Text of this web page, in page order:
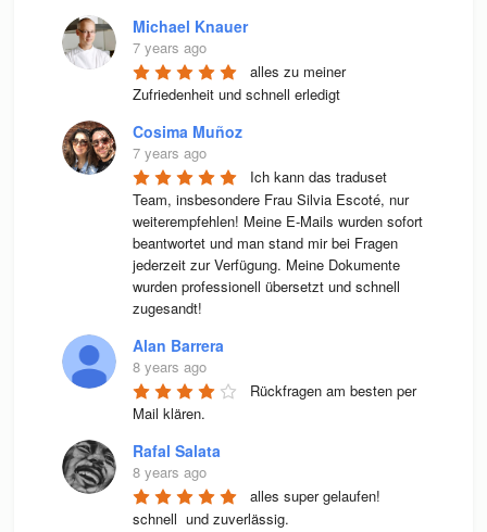
Michael Knauer
7 years ago
alles zu meiner
Zufriedenheit und schnell erledigt
Cosima Muñoz
7 years ago
Ich kann das traduset
Team, insbesondere Frau Silvia Escoté, nur
weiterempfehlen! Meine E-Mails wurden sofort
beantwortet und man stand mir bei Fragen
jederzeit zur Verfügung. Meine Dokumente
wurden professionell übersetzt und schnell
zugesandt!
Alan Barrera
8 years ago
Rückfragen am besten per
Mail klären.
Rafal Salata
8 years ago
alles super gelaufen!
schnell  und zuverlässig.